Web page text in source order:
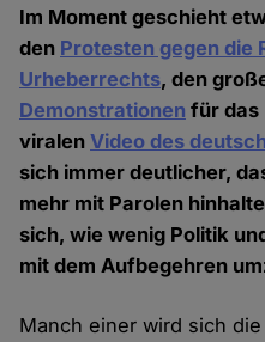
Im Moment geschieht
den Protesten gegen die
Urheberrechts, den
Demonstrationen für das
viralenVideo des
sich immer deutlicher,
mehr mit Parolen
sich, wie wenig Politik
mit dem Aufbegehren
Manch einer wird sich